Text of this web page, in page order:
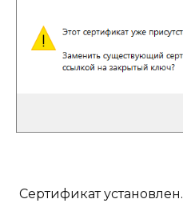
Сертификат установлен.